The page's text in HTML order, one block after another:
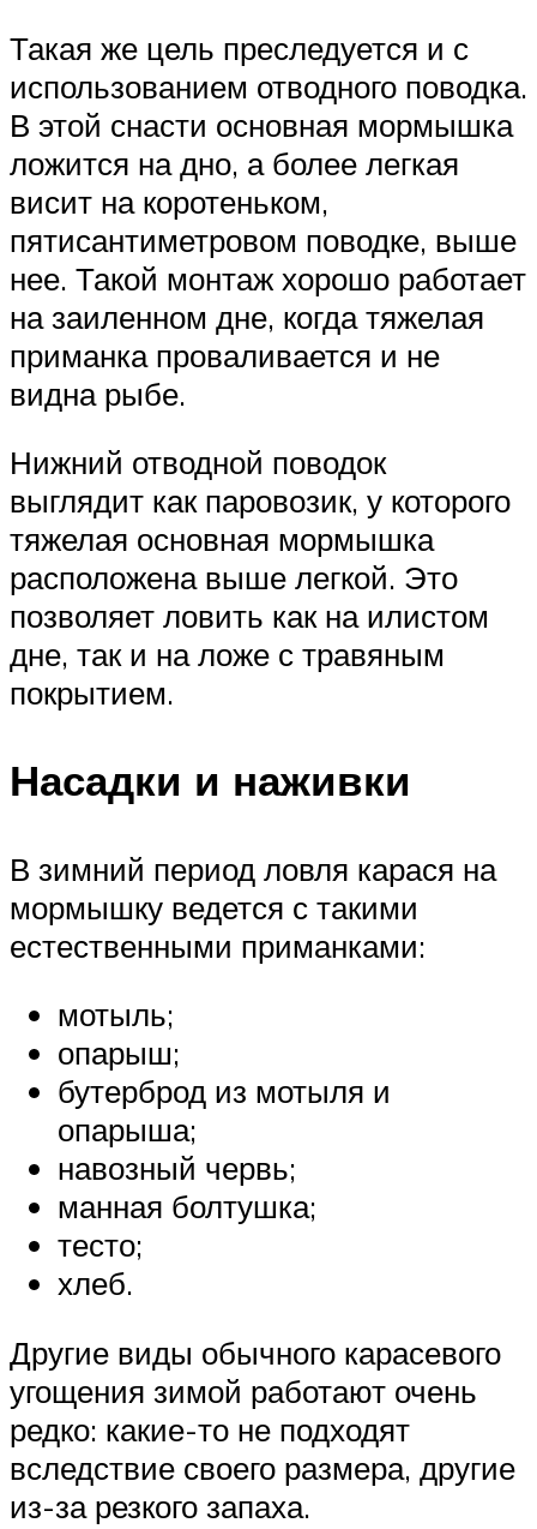
Такая же цель преследуется и с
использованием отводного поводка.
В этой снасти основная мормышка
ложится на дно, а более легкая
висит на коротеньком,
пятисантиметровом поводке, выше
нее. Такой монтаж хорошо работает
на заиленном дне, когда тяжелая
приманка проваливается и не
видна рыбе.
Нижний отводной поводок
выглядит как паровозик, у которого
тяжелая основная мормышка
расположена выше легкой. Это
позволяет ловить как на илистом
дне, так и на ложе с травяным
покрытием.
Насадки и наживки
В зимний период ловля карася на
мормышку ведется с такими
естественными приманками:
мотыль;
опарыш;
бутерброд из мотыля и
опарыша;
навозный червь;
манная болтушка;
тесто;
хлеб.
Другие виды обычного карасевого
угощения зимой работают очень
редко: какие-то не подходят
вследствие своего размера, другие
из-за резкого запаха.